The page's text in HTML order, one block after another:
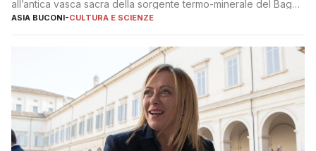
all’antica vasca sacra della sorgente termo-minerale del Bagno
Grande
ASIA BUCONI-CULTURA E SCIENZE